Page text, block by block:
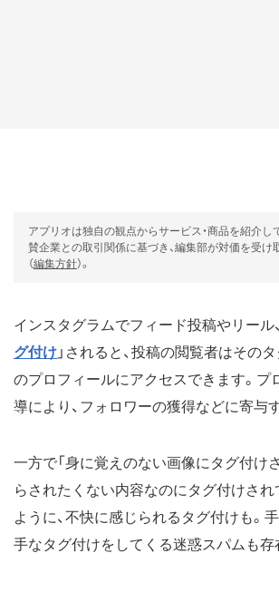
アプリオは独自の観点からサービス・商品を紹介し
賛企業との取引関係に基づき、編集部が対価を受け
（編集方針）。
インスタグラムでフィード投稿やリール
グ付け 」されると、投稿の閲覧者はその
のプロフィールにアクセスできます。プ
導により、フォロワーの獲得などに寄与
一方で「身に覚えのない画像にタグ付けさ
らされたくない内容なのにタグ付けされ
ように、不快に感じられるタグ付けも。
手なタグ付けをしてくる迷惑スパムも存